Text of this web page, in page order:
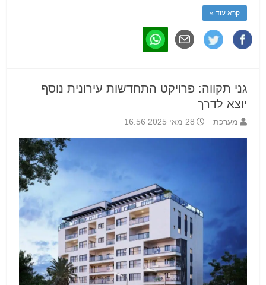
קרא עוד »
גני תקווה: פרויקט התחדשות עירונית נוסף
יוצא לדרך
מערכת 28 מאי 2025 16:56